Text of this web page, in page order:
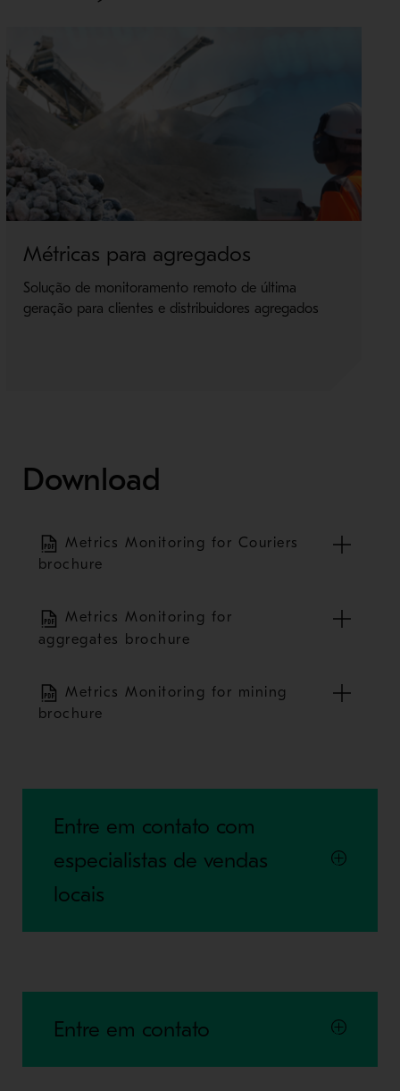
Métricas para agregados
Solução de monitoramento remoto de última
geração para clientes e distribuidores agregados
Download
Metrics Monitoring for Couriers
brochure
Metrics Monitoring for
aggregates brochure
Metrics Monitoring for mining
brochure
Entre em contato com
especialistas de vendas
locais
Entre em contato